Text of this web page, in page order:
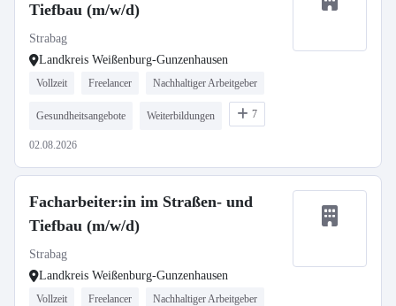
Tiefbau (m/w/d)
Strabag
Landkreis Weißenburg-Gunzenhausen
Vollzeit Freelancer Nachhaltiger Arbeitgeber
Gesundheitsangebote Weiterbildungen 7
02.08.2026
Facharbeiter:in im Straßen- und
Tiefbau (m/w/d)
Strabag
Landkreis Weißenburg-Gunzenhausen
Vollzeit Freelancer Nachhaltiger Arbeitgeber